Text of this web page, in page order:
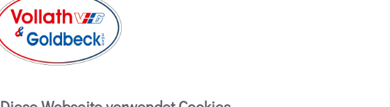
DUSCH-ANLAGE
VIGOUR individual 3.0 Designrinne 100 cm, Edelstahl und